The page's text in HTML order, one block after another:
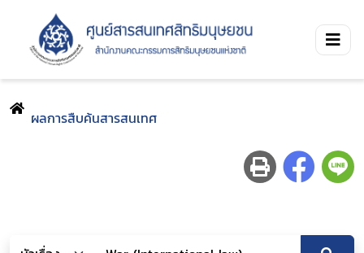
ผลการสืบค้นสารสนเทศ